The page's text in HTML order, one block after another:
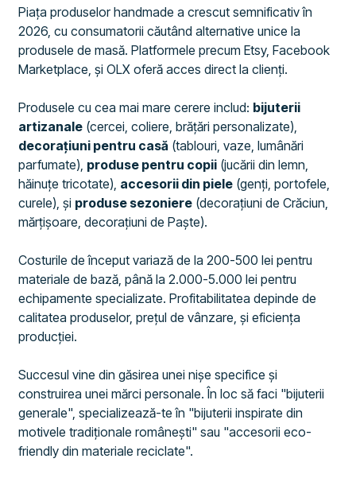
Piața produselor handmade a crescut semnificativ în
2026, cu consumatorii căutând alternative unice la
produsele de masă. Platformele precum Etsy, Facebook
Marketplace, și OLX oferă acces direct la clienți.
Produsele cu cea mai mare cerere includ: bijuterii
artizanale (cercei, coliere, brățări personalizate),
decorațiuni pentru casă (tablouri, vaze, lumânări
parfumate), produse pentru copii (jucării din lemn,
hăinuțe tricotate), accesorii din piele (genți, portofele,
curele), și produse sezoniere (decorațiuni de Crăciun,
mărțișoare, decorațiuni de Paște).
Costurile de început variază de la 200-500 lei pentru
materiale de bază, până la 2.000-5.000 lei pentru
echipamente specializate. Profitabilitatea depinde de
calitatea produselor, prețul de vânzare, și eficiența
producției.
Succesul vine din găsirea unei nișe specifice și
construirea unei mărci personale. În loc să faci "bijuterii
generale", specializează-te în "bijuterii inspirate din
motivele tradiționale românești" sau "accesorii eco-
friendly din materiale reciclate".